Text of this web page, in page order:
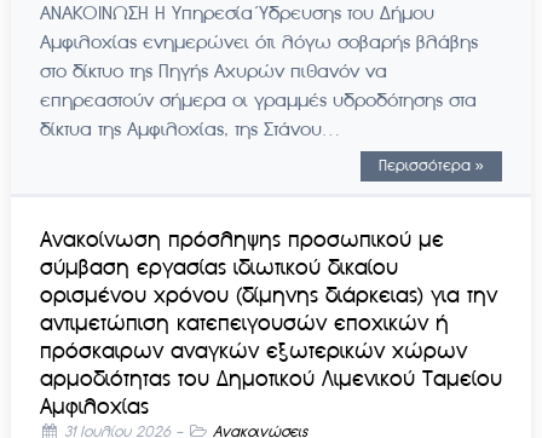
ΑΝΑΚΟΙΝΩΣΗ Η Υπηρεσία Ύδρευσης του Δήμου
Αμφιλοχίας ενημερώνει ότι λόγω σοβαρής βλάβης
στο δίκτυο της Πηγής Αχυρών πιθανόν να
επηρεαστούν σήμερα οι γραμμές υδροδότησης στα
δίκτυα της Αμφιλοχίας, της Στάνου…
Περισσότερα »
Aνακοίνωση πρόσληψης προσωπικού με
σύμβαση εργασίας ιδιωτικού δικαίου
ορισμένου χρόνου (δίμηνης διάρκειας) για την
αντιμετώπιση κατεπειγουσών εποχικών ή
πρόσκαιρων αναγκών εξωτερικών χώρων
αρμοδιότητας του Δημοτικού Λιμενικού Ταμείου
Αμφιλοχίας
31 Ιουλίου 2026- Ανακοινώσεις